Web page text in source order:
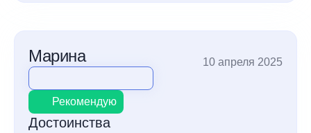
Марина 10 апреля 2025
Рекомендую
Достоинства